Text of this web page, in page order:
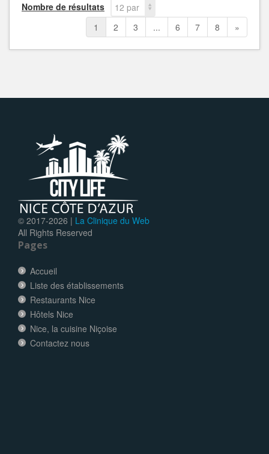
Nombre de résultats
12 par
page
1 2 3 ... 6 7 8 »
© 2017-2026 | La Clinique du Web
All Rights Reserved
Pages
Accueil
Liste des établissements
Restaurants Nice
Hôtels Nice
Nice, la cuisine Niçoise
Contactez nous